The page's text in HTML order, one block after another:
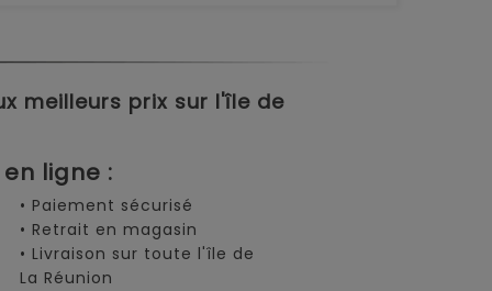
meilleurs prix sur l'île de
ligne :
• Paiement sécurisé
• Retrait en magasin
• Livraison sur toute l'île de
La Réunion